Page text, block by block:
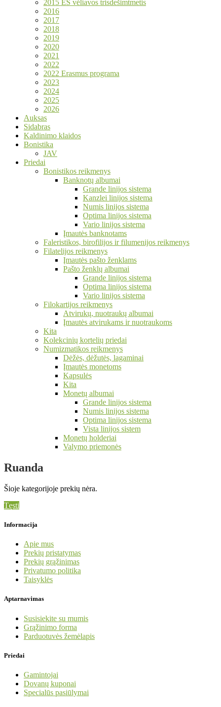
2015 ES vėliavos trisdešimtmetis
2016
2017
2018
2019
2020
2021
2022
2022 Erasmus programa
2023
2024
2025
2026
Auksas
Sidabras
Kaldinimo klaidos
Bonistika
JAV
Priedai
Bonistikos reikmenys
Banknotų albumai
Grande linijos sistema
Kanzlei linijos sistema
Numis linijos sistema
Optima linijos sistema
Vario linijos sistema
Įmautės banknotams
Faleristikos, birofilijos ir filumenijos reikmenys
Filatelijos reikmenys
Įmautės pašto ženklams
Pašto ženklų albumai
Grande linijos sistema
Optima linijos sistema
Vario linijos sistema
Filokartijos reikmenys
Atvirukų, nuotraukų albumai
Įmautės atvirukams ir nuotraukoms
Kita
Kolekcinių kortelių priedai
Numizmatikos reikmenys
Dėžės, dėžutės, lagaminai
Įmautės monetoms
Kapsulės
Kita
Monetų albumai
Grande linijos sistema
Numis linijos sistema
Optima linijos sistema
Vista linijos sistem
Monetų holderiai
Valymo priemonės
Ruanda
Šioje kategorijoje prekių nėra.
Tęsti
Informacija
Apie mus
Prekių pristatymas
Prekių grąžinimas
Privatumo politika
Taisyklės
Aptarnavimas
Susisiekite su mumis
Grąžinimo forma
Parduotuvės žemėlapis
Priedai
Gamintojai
Dovanų kuponai
Specialūs pasiūlymai